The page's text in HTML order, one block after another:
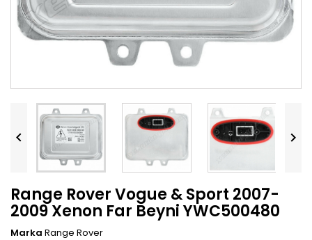
 
Range Rover Vogue & Sport 2007-
2009 Xenon Far Beyni YWC500480
Marka Range Rover